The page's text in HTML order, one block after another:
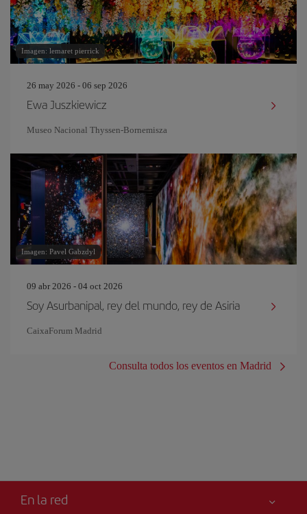
Imagen: lemaret pierrick
26 may 2026 - 06 sep 2026
Ewa Juszkiewicz
Museo Nacional Thyssen-Bornemisza
Imagen: Pavel Gabzdyl
09 abr 2026 - 04 oct 2026
Soy Asurbanipal, rey del mundo, rey de Asiria
CaixaForum Madrid
Consulta todos los eventos en Madrid
En la red